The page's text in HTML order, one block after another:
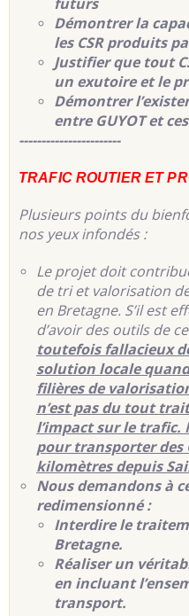
Démontrer la
les CSR produits
Justifier que tout
un exutoire et le
Démontrer
entre GUYOT et
-----------------------
TRAFIC ROUTIER ET
Plusieurs points du
nos yeux infondés :
Le projet doit
de tri et valorisation
en Bretagne. S’il est
d’avoir des outils de
toutefois fallacieux
solution locale
filières de
n’est pas du tout
l’impact sur le
pour transporter des
kilomètres depuis
Nous demandons à
redimensionné :
Interdire le
Bretagne.
Réaliser un
en incluant
transport.